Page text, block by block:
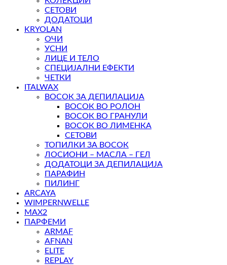
СЕТОВИ
ДОДАТОЦИ
KRYOLAN
ОЧИ
УСНИ
ЛИЦЕ И ТЕЛО
СПЕЦИЈАЛНИ ЕФЕКТИ
ЧЕТКИ
ITALWAX
ВОСОК ЗА ДЕПИЛАЦИЈА
ВОСОК ВО РОЛОН
ВОСОК ВО ГРАНУЛИ
ВОСОК ВО ЛИМЕНКА
СЕТОВИ
ТОПИЛКИ ЗА ВОСОК
ЛОСИОНИ – МАСЛА – ГЕЛ
ДОДАТОЦИ ЗА ДЕПИЛАЦИЈА
ПАРАФИН
ПИЛИНГ
ARCAYA
WIMPERNWELLE
MAX2
ПАРФЕМИ
ARMAF
AFNAN
ELITE
REPLAY